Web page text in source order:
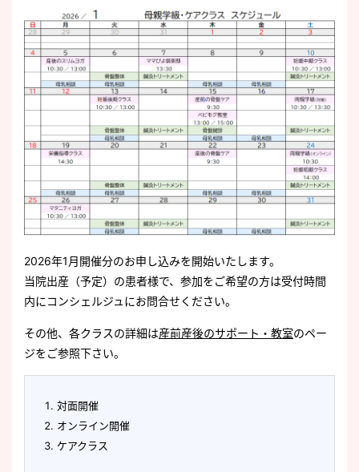
2026年1月開催分のお申し込みを開始いたします。
当院出産（予定）の患者様で、参加をご希望の方は受付時間
内にコンシェルジュにお問合せください。
その他、各クラスの詳細は産前産後のサポート・教室のペー
ジをご参照下さい。
対面開催
オンライン開催
ケアクラス